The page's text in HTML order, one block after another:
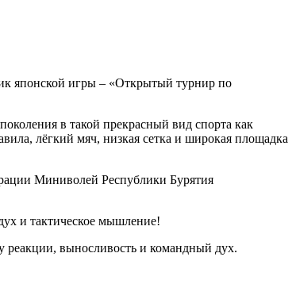
японской игры – «Открытый турнир по
в такой прекрасный вид спорта как
лёгкий мяч, низкая сетка и широкая площадка
Миниволей Республики Бурятия
и тактическое мышление!
реакции, выносливость и командный дух.